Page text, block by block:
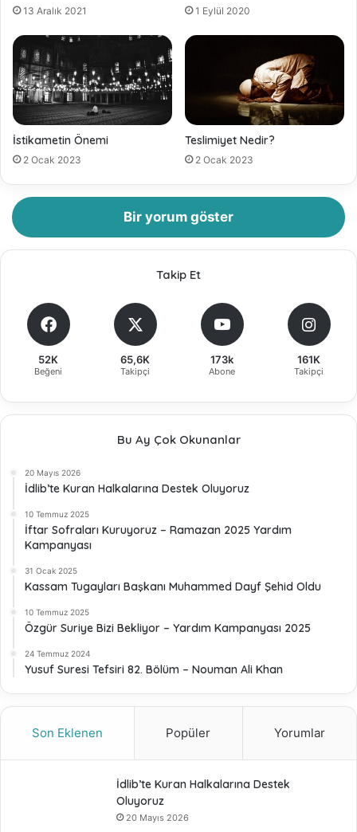
13 Aralık 2021 1 Eylül 2020
İstikametin Önemi
2 Ocak 2023
Teslimiyet Nedir?
2 Ocak 2023
Bir yorum göster
Takip Et
52K
Beğeni
65,6K
Takipçi
173k
Abone
161K
Takipçi
Bu Ay Çok Okunanlar
20 Mayıs 2026
İdlib’te Kuran Halkalarına Destek Oluyoruz
10 Temmuz 2025
İftar Sofraları Kuruyoruz – Ramazan 2025 Yardım
Kampanyası
31 Ocak 2025
Kassam Tugayları Başkanı Muhammed Dayf Şehid Oldu
10 Temmuz 2025
Özgür Suriye Bizi Bekliyor – Yardım Kampanyası 2025
24 Temmuz 2024
Yusuf Suresi Tefsiri 82. Bölüm – Nouman Ali Khan
Son Eklenen Popüler Yorumlar
İdlib’te Kuran Halkalarına Destek
Oluyoruz
20 Mayıs 2026